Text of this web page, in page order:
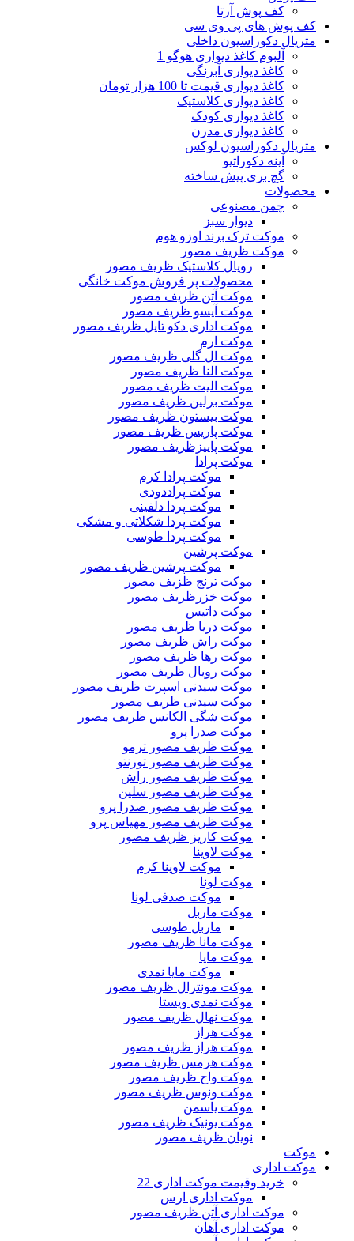
کف پوش آرتا
کف پوش های پی وی سی
متریال دکوراسیون داخلی
آلبوم کاغذ دیواری هوگو 1
کاغذ دیواری آبرنگی
کاغذ دیواری قیمت تا 100 هزار تومان
کاغذ دیواری کلاستیک
کاغذ دیواری کودک
کاغذ دیواری مدرن
متریال دکوراسیون لوکس
آینه دکوراتیو
گچ بری پیش ساخته
محصولات
چمن مصنوعی
دیوار سبز
موکت ترک برند اوزو هوم
موکت ظریف مصور
رویال کلاستیک ظریف مصور
محصولات پر فروش موکت خانگی
موکت آتن ظریف مصور
موکت آیسو ظریف مصور
موکت اداری دکو تایل ظریف مصور
موکت ارم
موکت ال گلی ظریف مصور
موکت النا ظریف مصور
موکت الیت ظریف مصور
موکت برلین ظریف مصور
موکت بیستون ظریف مصور
موکت پاریس ظریف مصور
موکت پاییزظریف مصور
موکت پرادا
موکت پرادا کرم
موکت پراددودی
موکت پردا دلفینی
موکت پردا شکلاتی و مشکی
موکت پردا طوسی
موکت پرشین
موکت پرشین ظریف مصور
موکت ترنج ظزیف مصور
موکت خزرظریف مصور
موکت داتیس
موکت دریا ظریف مصور
موکت راش ظریف مصور
موکت رها ظریف مصور
موکت رویال ظریف مصور
موکت سیدنی اسپرت ظریف مصور
موکت سیدنی ظریف مصور
موکت شگی الکانس ظریف مصور
موکت صدرا پرو
موکت ظریف مصور ترمو
موکت ظریف مصور تورنتو
موکت ظریف مصور راش
موکت ظریف مصور سلین
موکت ظریف مصور صدرا پرو
موکت ظریف مصور مهیاس پرو
موکت کاریز ظریف مصور
موکت لاوینا
موکت لاوینا کرم
موکت لونا
موکت صدفی لونا
موکت ماربل
ماربل طوسی
موکت مانا ظریف مصور
موکت مایا
موکت مایا نمدی
موکت مونترال ظریف مصور
موکت نمدی ویستا
موکت نهال ظریف مصور
موکت هراز
موکت هراز ظریف مصور
موکت هرمس ظریف مصور
موکت واج ظریف مصور
موکت ونوس ظریف مصور
موکت یاسمن
موکت یونیک ظریف مصور
نویان ظریف مصور
موکت
موکت اداری
خرید وقیمت موکت اداری 22
موکت اداری ارس
موکت اداری آتن ظریف مصور
موکت اداری آهان